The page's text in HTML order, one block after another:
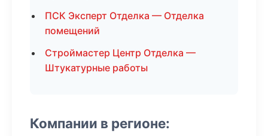
ПСК Эксперт Отделка — Отделка
помещений
Строймастер Центр Отделка —
Штукатурные работы
Компании в регионе: